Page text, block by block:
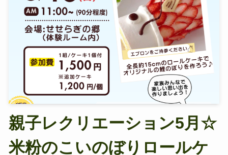
親子レクリエーション5月☆
米粉のこいのぼりロールケ